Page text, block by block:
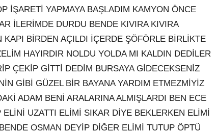
İŞARETİ YAPMAYA BAŞLADIM KAMYON ÖNCE
İLERİMDE DURDU BENDE KIVIRA KIVIRA
BİRDEN AÇILDI İÇERDE ŞÖFÖRLE BİRLİKTE
HAYIRDIR NOLDU YOLDA MI KALDIN DEDİLER
ÇEKİP GİTTİ DEDİM BURSAYA GİDECEKSENİZ
GİBİ GÜZEL BİR BAYANA YARDIM ETMEZMİYİZ
ADAM BENİ ARALARINA ALMIŞLARDI BEN ECE
UZATTI ELİMİ SIKAR DİYE BEKLERKEN ELİMİ
OSMAN DEYİP DİĞER ELİMİ TUTUP ÖPTÜ